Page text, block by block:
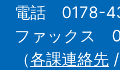
電話 0178-
ファックス
（各課連絡先 /